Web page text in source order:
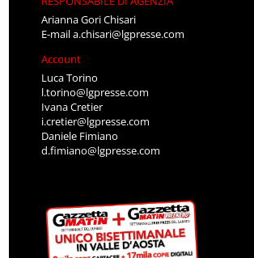
Arianna Gori Chisari
E-maila.chisari@lgpresse.com
Account
Luca Torino
l.torino@lgpresse.com
Ivana Cretier
i.cretier@lgpresse.com
Daniele Fimiano
d.fimiano@lgpresse.com